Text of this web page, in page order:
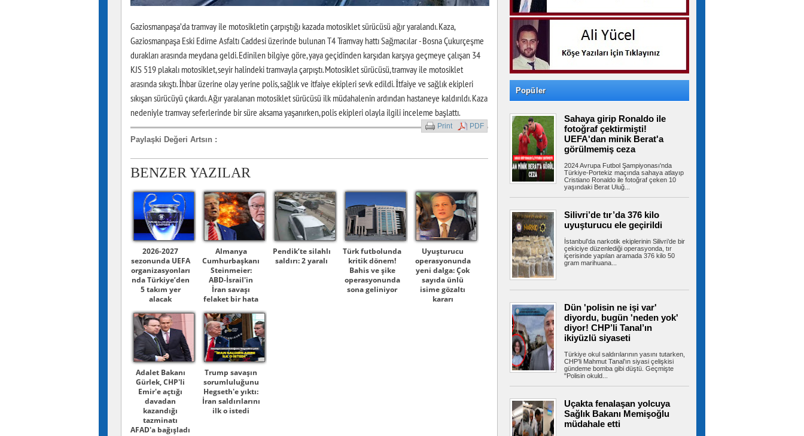
Gaziosmanpaşa’da tramvay ile motosikletin çarpıştığı kazada motosiklet sürücüsü ağır yaralandı. Kaza,
Gaziosmanpaşa Eski Edirne Asfaltı Caddesi üzerinde bulunan T4 Tramvay hattı Sağmacılar - Bosna Çukurçeşme
durakları arasında meydana geldi. Edinilen bilgiye göre, yaya geçidinden karşıdan karşıya geçmeye çalışan 34
KJS 519 plakalı motosiklet, seyir halindeki tramvayla çarpıştı. Motosiklet sürücüsü, tramvay ile motosiklet
arasında sıkıştı. İhbar üzerine olay yerine polis, sağlık ve itfaiye ekipleri sevk edildi. İtfaiye ve sağlık ekipleri
sıkışan sürücüyü çıkardı. Ağır yaralanan motosiklet sürücüsü ilk müdahalenin ardından hastaneye kaldırıldı. Kaza
nedeniyle tramvay seferlerinde bir süre aksama yaşanırken, polis ekipleri olayla ilgili inceleme başlattı.
Paylaşki Değeri Artsın :
Print PDF
BENZER YAZILAR
2026-2027
sezonunda UEFA
organizasyonları
nda Türkiye’den
5 takım yer
alacak
Almanya
Cumhurbaşkanı
Steinmeier:
ABD-İsrail'in
İran savaşı
felaket bir hata
Pendik’te silahlı
saldırı: 2 yaralı
Türk futbolunda
kritik dönem!
Bahis ve şike
operasyonunda
sona geliniyor
Uyuşturucu
operasyonunda
yeni dalga: Çok
sayıda ünlü
isime gözaltı
kararı
Adalet Bakanı
Gürlek, CHP'li
Emir'e açtığı
davadan
kazandığı
tazminatı
AFAD'a bağışladı
Trump savaşın
sorumluluğunu
Hegseth'e yıktı:
İran saldırılarını
ilk o istedi
Beylikdüzü’nde uyuşturucu
operasyonu: 62 kilo eroin ve metamfetamin
ele geçirildi
İstanbul’un Beylikdüzü ilçesinde iki ev ve bir
araca polis ekiplerince...
İstanbul'da tahliye edilen bina
çöktü
Bahçelievler'de 4 katlı boş bir bina çöktü.
Yaralının olmadığı öğrenilirken,...
Şehit ve gazilere yeni haklar
Cumhur İttifakı tarafından hazırlanan ve
TBMM'ye sunulan şehit ve gazilere yeni...
Fenerbahçe, Sturm Graz'ı iki
golle yıktı!
Temsilcimiz Fenerbahçe, UEFA Şampiyonlar
Ligi 3. eleme turu ilk maçında...
Avcılar’da otomobil ile çarpışan
motosikletin sürücüsü ağır yaralandı
AVCILAR'da otomobil ile çarpışan motosikletin
sürücüsü ağır yaralandı....
İstanbul-İzmir Otoyolu tünelinde
kaza: 2 yaralı
İstanbul- İzmir Otoyolu Orhangazi Tüneli'nde
TIR'ın kamyona arkadan çarptığı...
Popüler
Sahaya girip Ronaldo ile
fotoğraf çektirmişti!
UEFA'dan minik Berat'a
görülmemiş ceza
2024 Avrupa Futbol Şampiyonası'nda
Türkiye-Portekiz maçında sahaya atlayıp
Cristiano Ronaldo ile fotoğraf çeken 10
yaşındaki Berat Uluğ...
Silivri’de tır’da 376 kilo
uyuşturucu ele geçirildi
İstanbul’da narkotik ekiplerinin Silivri’de bir
çekiciye düzenlediği operasyonda, tır
içerisinde yapılan aramada 376 kilo 50
gram marihuana...
Dün 'polisin ne işi var'
diyordu, bugün 'neden yok'
diyor! CHP’li Tanal’ın
ikiyüzlü siyaseti
Türkiye okul saldırılarının yasını tutarken,
CHP’li Mahmut Tanal’ın siyasi çelişkisi
gündeme bomba gibi düştü. Geçmişte
"Polisin okuld...
Uçakta fenalaşan yolcuya
Sağlık Bakanı Memişoğlu
müdahale etti